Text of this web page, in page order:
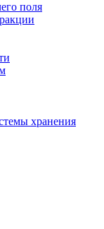
поля
хранения